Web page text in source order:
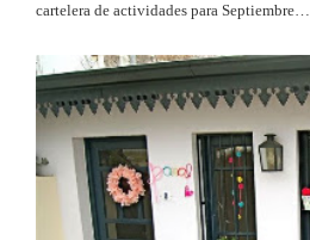
cartelera de actividades para Septiembre…